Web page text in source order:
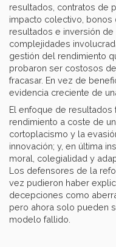
resultados, contratos de
impacto colectivo,
resultados e inversión
complejidades
gestión del rendimiento
probaron ser costosos
fracasar. En vez de
evidencia creciente de
El enfoque de
rendimiento a coste de
cortoplacismo y la
innovación; y, en última
moral, colegialidad y
Los defensores de la
vez pudieron haber
decepciones como
pero ahora solo pueden
modelo fallido.